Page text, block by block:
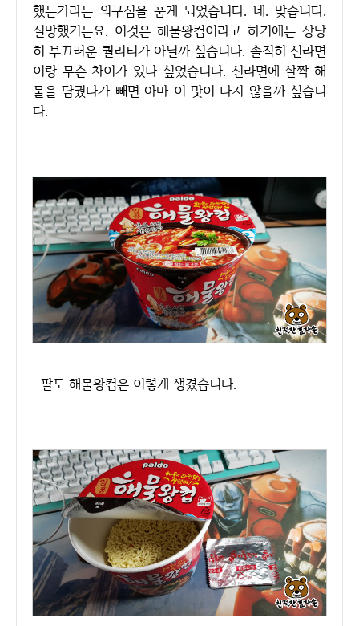
했는가라는 의구심을 품게 되었습니다. 네. 맞습니다.
실망했거든요. 이것은 해물왕컵이라고 하기에는 상당
히 부끄러운 퀄리티가 아닐까 싶습니다. 솔직히 신라면
이랑 무슨 차이가 있나 싶었습니다. 신라면에 살짝 해
물을 담궜다가 빼면 아마 이 맛이 나지 않을까 싶습니
다.
팔도 해물왕컵은 이렇게 생겼습니다.